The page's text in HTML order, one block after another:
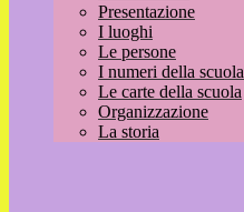
Presentazione
I luoghi
Le persone
I numeri della scuola
Le carte della scuola
Organizzazione
La storia